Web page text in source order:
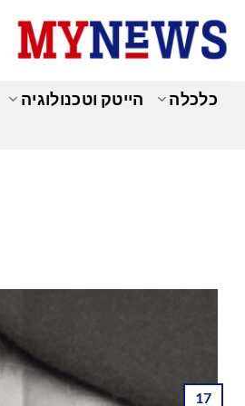
content
כלכלה הייטק וטכנולוגיה
17